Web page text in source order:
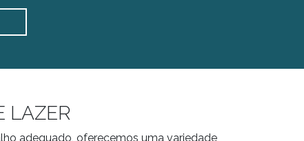
LAZER
adequado, oferecemos uma variedade